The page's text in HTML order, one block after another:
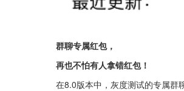
群聊专属红包，
再也不怕有人拿错红包！
在8.0版本中，灰度测试的专属群